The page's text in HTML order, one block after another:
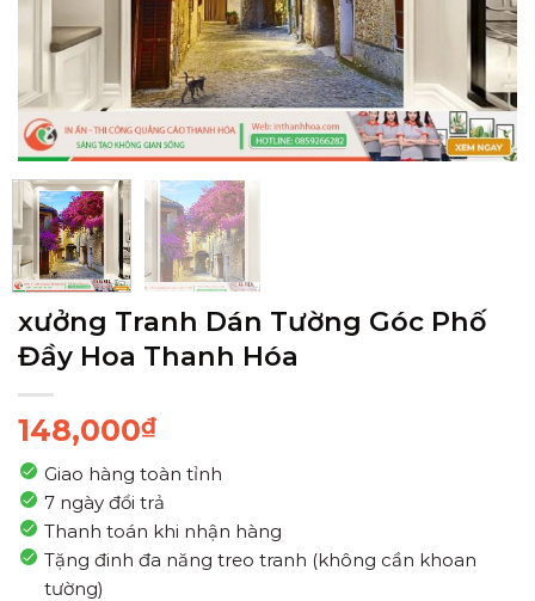
xưởng Tranh Dán Tường Góc Phố
Đầy Hoa Thanh Hóa
148,000₫
Giao hàng toàn tỉnh
7 ngày đổi trả
Thanh toán khi nhận hàng
Tặng đinh đa năng treo tranh (không cần khoan
tường)